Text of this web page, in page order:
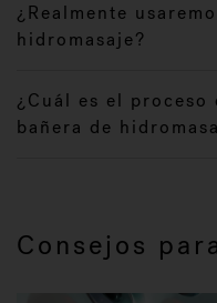
¿Realmente
hidromasaje?
¿Cuál es el proceso
bañera de
Consejos